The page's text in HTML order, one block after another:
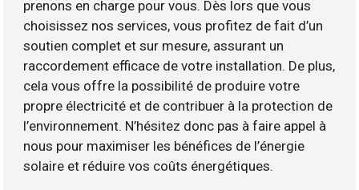
prenons en charge pour vous. Dès lors que vous
choisissez nos services, vous profitez de fait d’un
soutien complet et sur mesure, assurant un
raccordement efficace de votre installation. De plus,
cela vous offre la possibilité de produire votre
propre électricité et de contribuer à la protection de
l’environnement. N’hésitez donc pas à faire appel à
nous pour maximiser les bénéfices de l’énergie
solaire et réduire vos coûts énergétiques.